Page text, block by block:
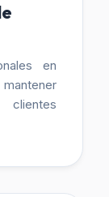
en